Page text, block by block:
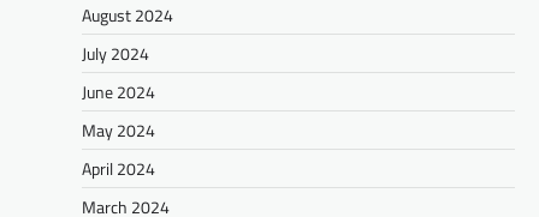
August 2024
July 2024
June 2024
May 2024
April 2024
March 2024